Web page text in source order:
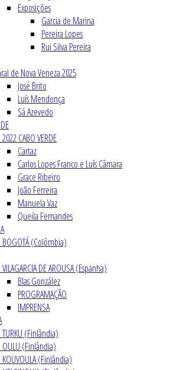
Exposições
Garcia de Marina
Pereira Lopes
Rui Silva Pereira
de Nova Veneza 2025
José Brito
Luís Mendonça
Sá Azevedo
CABO VERDE
Cartaz
Carlos Lopes Franco e Luís Câmara
Grace Ribeiro
João Ferreira
Manuela Vaz
Queila Fernandes
BOGOTÁ (Colômbia)
DE AROUSA (Espanha)
Blas González
PROGRAMAÇÃO
IMPRENSA
TURKU (Finlândia)
OULU (Finlândia)
KOUVOULA (Finlândia)